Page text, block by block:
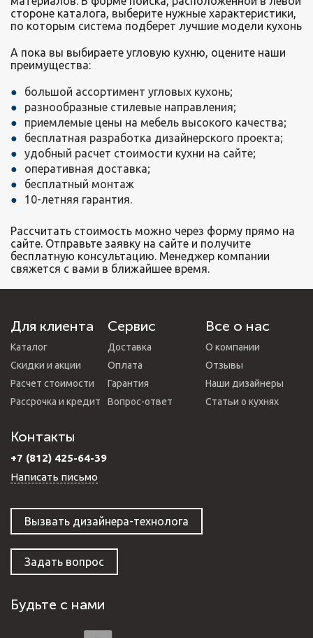
стороне каталога, выберите нужные характеристики,
по которым система подберет лучшие модели кухонь
А пока вы выбираете угловую кухню, оцените наши
преимущества:
большой ассортимент угловых кухонь;
разнообразные стилевые направления;
приемлемые цены на мебель высокого качества;
бесплатная разработка дизайнерского проекта;
удобный расчет стоимости кухни на сайте;
оперативная доставка;
бесплатный монтаж
10-летняя гарантия.
Рассчитать стоимость можно через форму прямо на
сайте. Отправьте заявку на сайте и получите
бесплатную консультацию. Менеджер компании
свяжется с вами в ближайшее время.
Для клиента
Каталог
Скидки и акции
Расчет стоимости
Рассрочка и кредит
Сервис
Доставка
Оплата
Гарантия
Вопрос-ответ
Все о нас
О компании
Отзывы
Наши дизайнеры
Статьи о кухнях
Контакты
+7 (812) 425-64-39
Написать письмо
Вызвать дизайнера-технолога
Задать вопрос
Будьте с нами